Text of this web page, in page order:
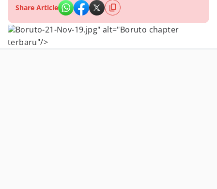
Share Article
Boruto-21-Nov-19.jpg" alt="Boruto chapter
terbaru"/>